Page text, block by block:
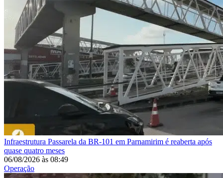
Infraestrutura Passarela da BR-101 em Parnamirim é reaberta após
quase quatro meses
06/08/2026 às 08:49
Operação